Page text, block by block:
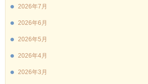
2026年7月
2026年6月
2026年5月
2026年4月
2026年3月